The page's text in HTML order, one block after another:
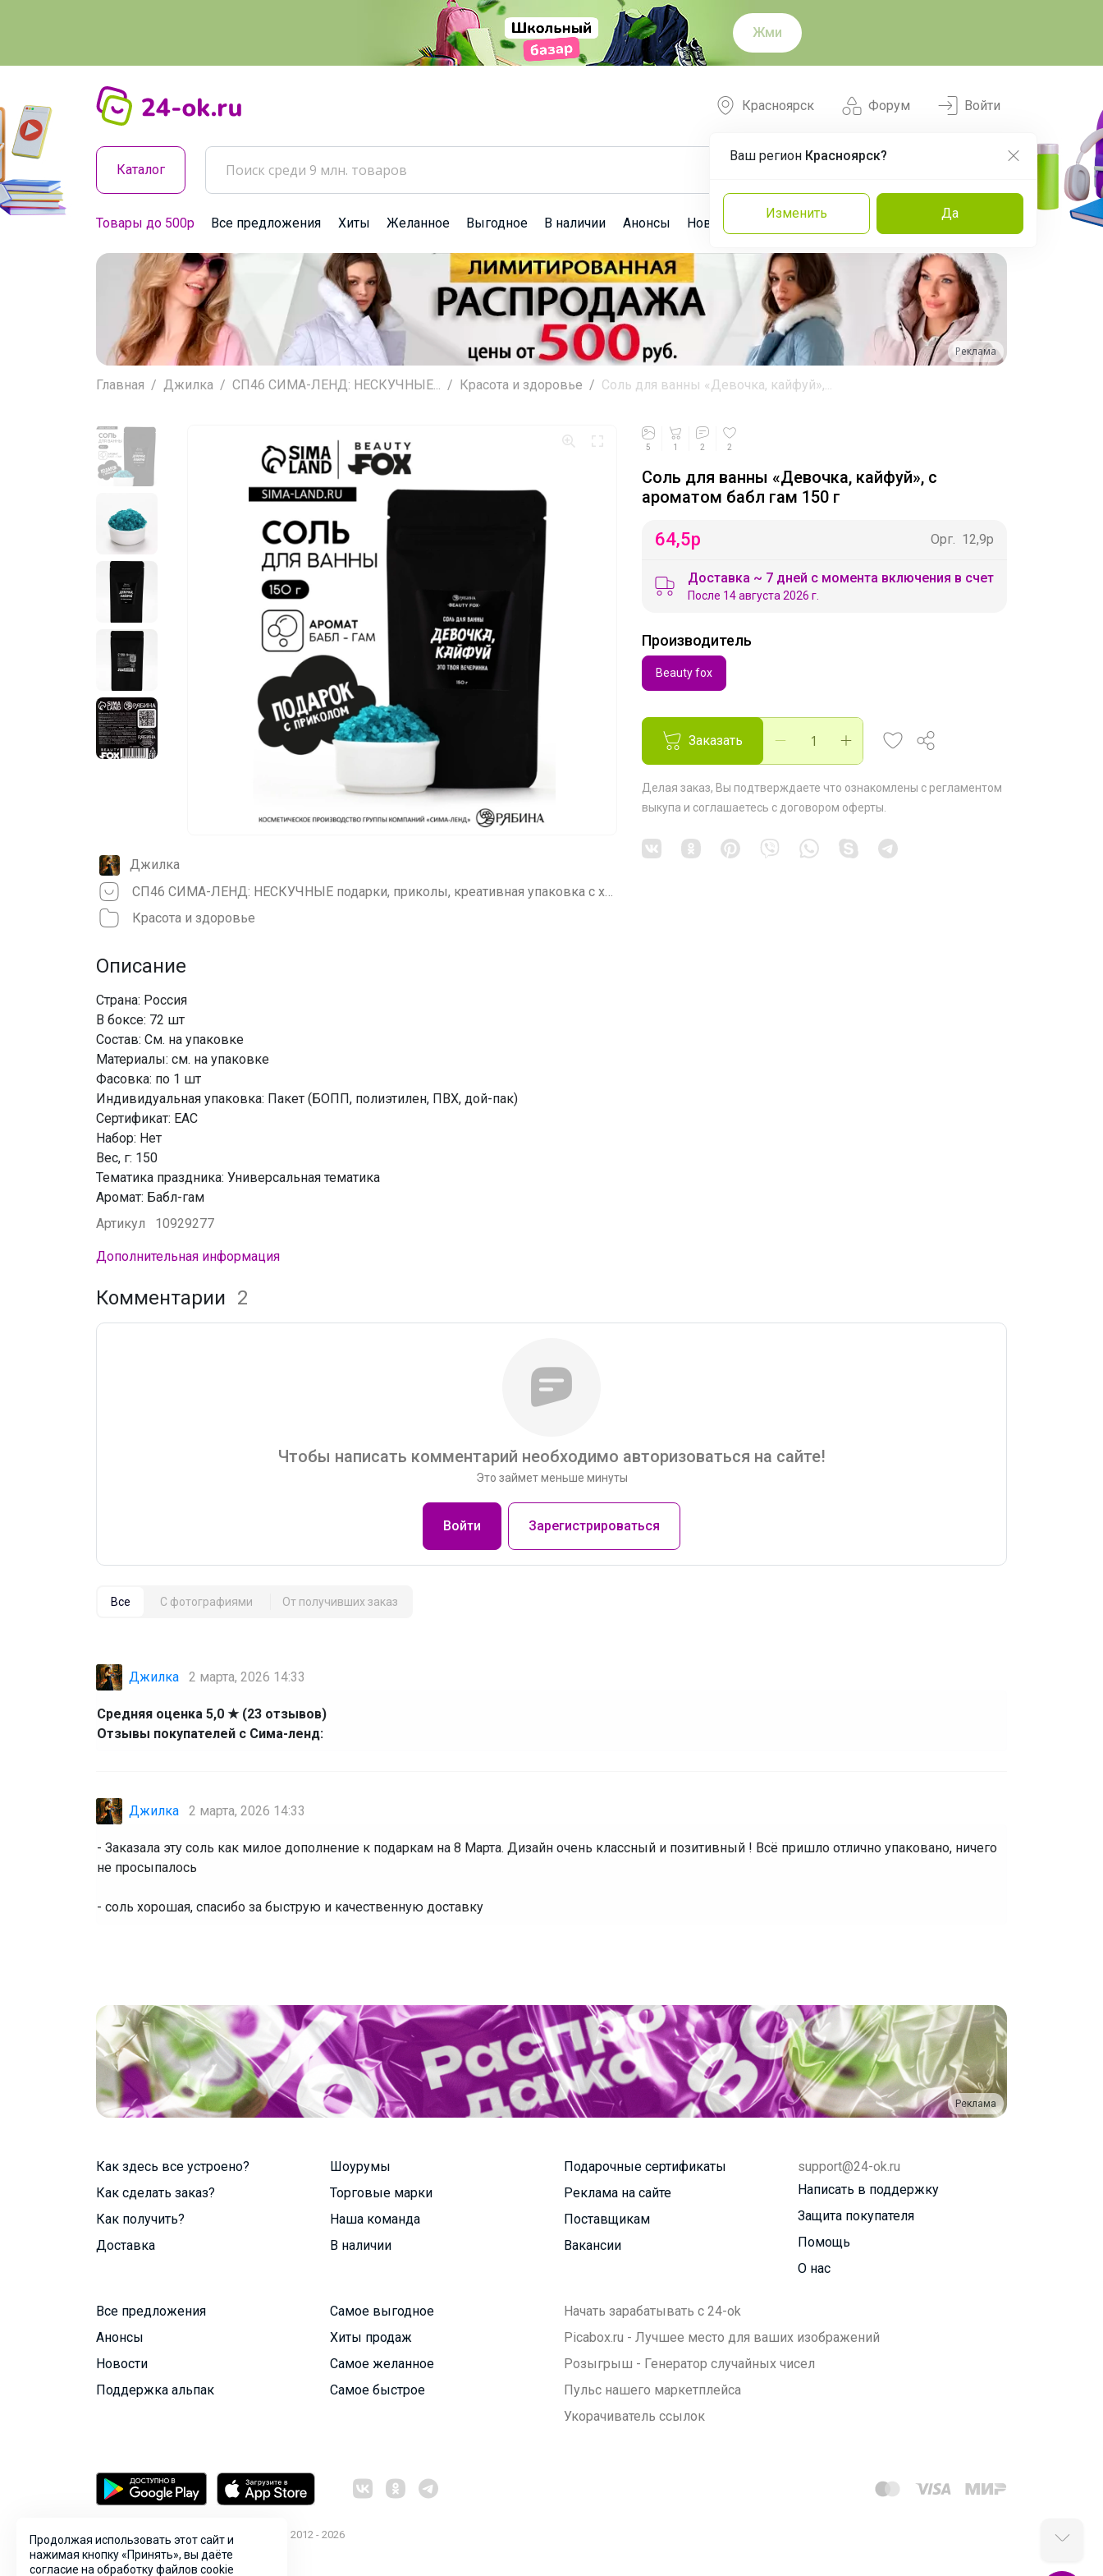
Жми
Форум
Красноярск
Ваш регион Красноярск?
Изменить Да
Войти
Каталог
Товары до 500р Все предложения Хиты Желанное Выгодное В наличии Анонсы Новости Команда Эксперты
Реклама
Главная Джилка СП46 СИМА-ЛЕНД: НЕСКУЧНЫЕ... Красота и здоровье Соль для ванны «Девочка, кайфуй»,...
Джилка
СП46 СИМА-ЛЕНД: НЕСКУЧНЫЕ подарки, приколы, креативная упаковка с характером
Красота и здоровье
Описание
Страна: Россия
В боксе: 72 шт
Состав: См. на упаковке
Материалы: см. на упаковке
Фасовка: по 1 шт
Индивидуальная упаковка: Пакет (БОПП, полиэтилен, ПВХ, дой-пак)
Сертификат: ЕАС
Набор: Нет
Вес, г: 150
Тематика праздника: Универсальная тематика
Аромат: Бабл-гам
Артикул
10929277
Дополнительная информация
5 1 2 2
Соль для ванны «Девочка, кайфуй», с
ароматом бабл гам 150 г
64,5р Орг. 12,9р
Доставка ~ 7 дней с момента включения в счет
После 14 августа 2026 г.
Производитель
Beauty fox
Заказать
Делая заказ, Вы подтверждаете что ознакомлены с регламентом
выкупа и соглашаетесь с договором оферты
Комментарии 2
Чтобы написать комментарий необходимо авторизоваться на сайте!
Это займет меньше минуты
Войти Зарегистрироваться
Все С фотографиями От получивших заказ
Джилка 2 марта, 2026 14:33
Средняя оценка 5,0 ★ (23 отзывов)
Отзывы покупателей с Сима-ленд:
Джилка 2 марта, 2026 14:33
- Заказала эту соль как милое дополнение к подаркам на 8 Марта. Дизайн очень классный и позитивный ! Всё пришло отлично упаковано, ничего
не просыпалось
- соль хорошая, спасибо за быструю и качественную доставку
Реклама
Как здесь все устроено?
Как сделать заказ?
Как получить?
Доставка
Шоурумы
Торговые марки
Наша команда
В наличии
Подарочные сертификаты
Реклама на сайте
Поставщикам
Вакансии
support@24-ok.ru
Написать в поддержку
Защита покупателя
Помощь
О нас
Все предложения
Анонсы
Новости
Поддержка альпак
Самое выгодное
Хиты продаж
Самое желанное
Самое быстрое
Начать зарабатывать с 24-ok
Picabox.ru - Лучшее место для ваших изображений
Розыгрыш - Генератор случайных чисел
Пульс нашего маркетплейса
Укорачиватель ссылок
© ООО "Лявита", ОГРН 1122468054070, 2012 - 2026
Политика конфиденциальности
Продолжая использовать этот сайт и
нажимая кнопку «Принять», вы даёте
согласие на обработку файлов cookie